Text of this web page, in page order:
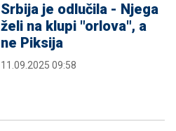
Srbija je odlučila - Njega
želi na klupi "orlova", a
ne Piksija
11.09.2025 09:58